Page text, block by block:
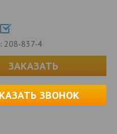
208-837-4
ЗАКАЗАТЬ
ЗВОНОК